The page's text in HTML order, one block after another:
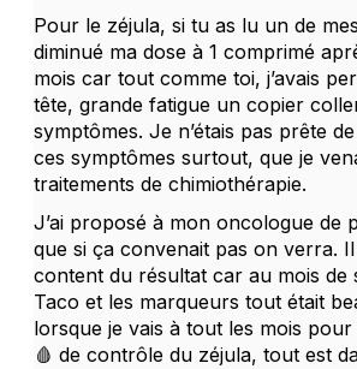
Pour le zéjula, si tu as lu un de mes
diminué ma dose à 1 comprimé
mois car tout comme toi, j’avais
tête, grande fatigue un copier
symptômes. Je n’étais pas prête
ces symptômes surtout, que je
traitements de chimiothérapie.
J’ai proposé à mon oncologue de
que si ça convenait pas on verra.
content du résultat car au mois de
Taco et les marqueurs tout était
lorsque je vais à tout les mois
🩸 de contrôle du zéjula, tout est